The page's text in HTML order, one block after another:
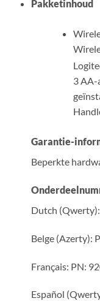
Pakketinhoud
3
Garantie-
Beperkte
Dutch (Qwerty):
Belge (Azerty):
Français: PN:
Español